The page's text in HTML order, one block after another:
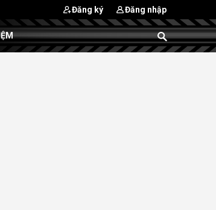
Đăng ký Đăng nhập